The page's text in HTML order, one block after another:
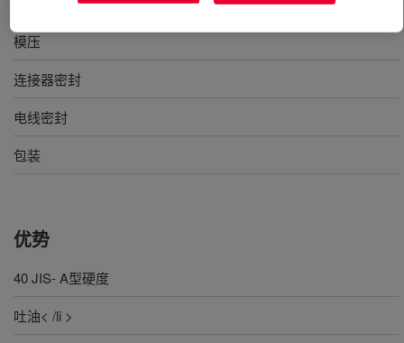
模压
连接器密封
电线密封
包装
优势
40 JIS- A型硬度
吐油< /li >